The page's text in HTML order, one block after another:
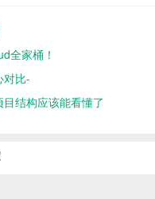
全家桶！
对比-
对比
结构应该能看懂了